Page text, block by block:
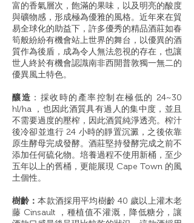
富的香氣層次，飽滿的果味，以及明亮的酸度
與礦物感，形成極為優雅的風格。近年來在貿
易全球化的助益下，許多優秀的精品酒莊如春
筍般紛紛有機會站上世界的舞台，以優異的酒
質作為後盾，成為令人無法忽視的存在，也讓
世人終於有機會認識南非西開普敦獨一無二的
優異風土特色。
釀造 ：採收時的產率控制在極低的 24~30
hl/ha ，也因此酒質具有過人的集中度，並且
不需要過度的壓榨，因此酒質純淨透亮。榨汁
後冷卻並進行 24 小時的靜置沉澱，之後依靠
原生酵母完成發酵。酒莊堅持發酵完成之前不
添加任何硫化物。培養過程不使用新桶，至少
五年以上的舊桶，更能展現 Cape Town 的風
土個性。
樹齡：本款酒採用平均樹齡 40 歲以上灌木老
藤 Cinsault ，種植值不灌溉，降低糖分，讓